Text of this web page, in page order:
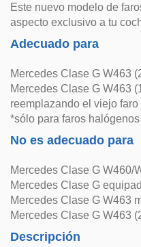
Este nuevo modelo de
aspecto exclusivo a tu
Adecuado para
Mercedes Clase G W463
Mercedes Clase G W463
reemplazando el viejo
*sólo para faros halógenos
No es adecuado para
Mercedes Clase G W460/
Mercedes Clase G
Mercedes Clase G W463
Mercedes Clase G W463
Descripción